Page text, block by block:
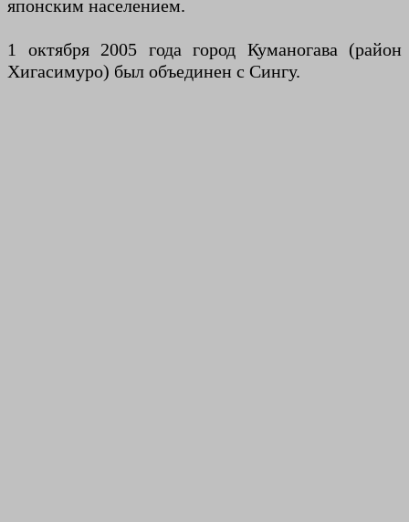
японским населением.
1 октября 2005 года город Куманогава (район
Хигасимуро) был объединен с Сингу.